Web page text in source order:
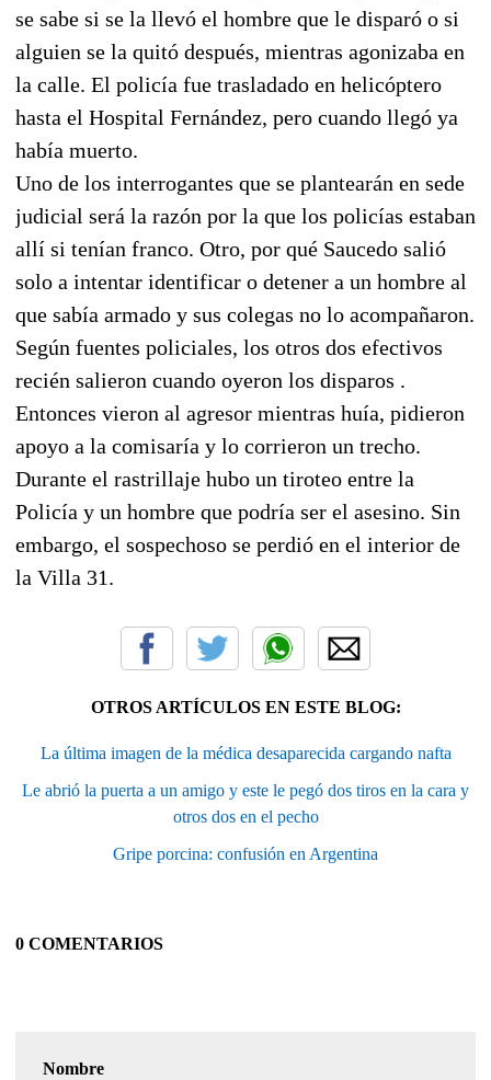
se sabe si se la llevó el hombre que le disparó o si
alguien se la quitó después, mientras agonizaba en
la calle. El policía fue trasladado en helicóptero
hasta el Hospital Fernández, pero cuando llegó ya
había muerto.
Uno de los interrogantes que se plantearán en sede
judicial será la razón por la que los policías estaban
allí si tenían franco. Otro, por qué Saucedo salió
solo a intentar identificar o detener a un hombre al
que sabía armado y sus colegas no lo acompañaron.
Según fuentes policiales, los otros dos efectivos
recién salieron cuando oyeron los disparos .
Entonces vieron al agresor mientras huía, pidieron
apoyo a la comisaría y lo corrieron un trecho.
Durante el rastrillaje hubo un tiroteo entre la
Policía y un hombre que podría ser el asesino. Sin
embargo, el sospechoso se perdió en el interior de
la Villa 31.
OTROS ARTÍCULOS EN ESTE BLOG:
La última imagen de la médica desaparecida cargando nafta
Le abrió la puerta a un amigo y este le pegó dos tiros en la cara y
otros dos en el pecho
Gripe porcina: confusión en Argentina
0 COMENTARIOS
Nombre